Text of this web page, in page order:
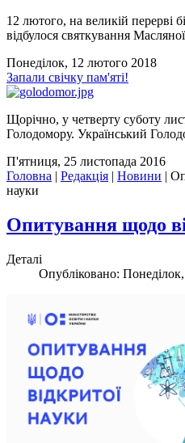
12 лютого, на великій перерві
відбулося святкування
Понеділок, 12 лютого 2018
Запали свічку пам'яті!
Щорічно, у четверту суботу
Голодомору. Український
П'ятниця, 25 листопада 2016
Головна | Редакція | Новини |
науки
Опитування щодо
Деталі
Опубліковано: